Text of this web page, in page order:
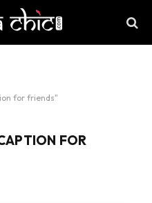
for friends"
FOR